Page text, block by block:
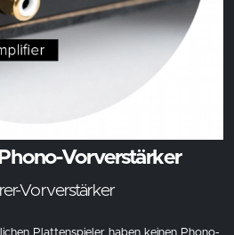
Vorverstärker
Vorverstärker